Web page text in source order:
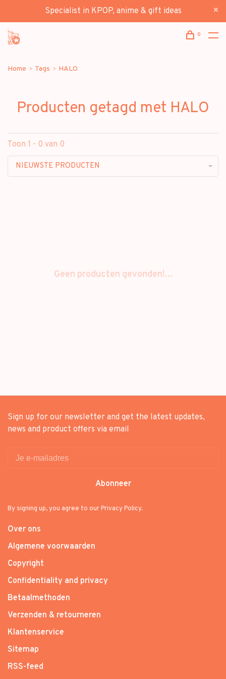
Specialist in KPOP, anime & gift ideas
0
Home Tags HALO
Producten getagd met HALO
Toon 1 - 0 van 0
NIEUWSTE PRODUCTEN
Geen producten gevonden!...
Sign up for our newsletter and get the latest updates,
news and product offers via email
Abonneer
By signing up, you agree to our Privacy Policy.
Over ons
Algemene voorwaarden
Copyright
Confidentiality and privacy
Betaalmethoden
Verzenden & retourneren
Klantenservice
Sitemap
RSS-feed